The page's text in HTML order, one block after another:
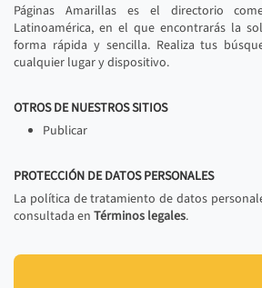
Páginas Amarillas es el directorio
Latinoamérica, en el que encontrarás la
forma rápida y sencilla. Realiza tus
cualquier lugar y dispositivo.
OTROS DE NUESTROS SITIOS
Publicar
PROTECCIÓN DE DATOS PERSONALES
La política de tratamiento de datos
consultada en Términos legales.